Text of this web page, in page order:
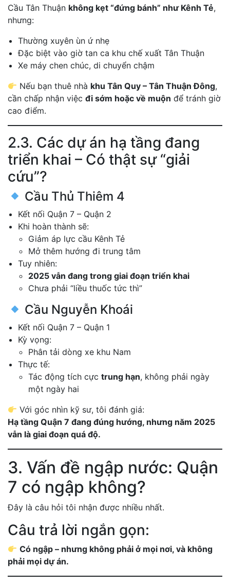
Cầu Tân Thuận không kẹt “đứng bánh” như Kênh Tẻ,
nhưng:
Thường xuyên ùn ứ nhẹ
Đặc biệt vào giờ tan ca khu chế xuất Tân Thuận
Xe máy chen chúc, di chuyển chậm
Nếu bạn thuê nhà khu Tân Quy – Tân Thuận Đông,
cần chấp nhận việc đi sớm hoặc về muộn để tránh giờ
cao điểm.
2.3. Các dự án hạ tầng đang
triển khai – Có thật sự “giải
cứu”?
Cầu Thủ Thiêm 4
Kết nối Quận 7 – Quận 2
Khi hoàn thành sẽ:
Giảm áp lực cầu Kênh Tẻ
Mở thêm hướng đi trung tâm
Tuy nhiên:
2025 vẫn đang trong giai đoạn triển khai
Chưa phải “liều thuốc tức thì”
Cầu Nguyễn Khoái
Kết nối Quận 7 – Quận 1
Kỳ vọng:
Phân tải dòng xe khu Nam
Thực tế:
Tác động tích cực trung hạn, không phải ngày
một ngày hai
Với góc nhìn kỹ sư, tôi đánh giá:
Hạ tầng Quận 7 đang đúng hướng, nhưng năm 2025
vẫn là giai đoạn quá độ.
3. Vấn đề ngập nước: Quận
7 có ngập không?
Đây là câu hỏi tôi nhận được nhiều nhất.
Câu trả lời ngắn gọn:
Có ngập – nhưng không phải ở mọi nơi, và không
phải mọi dự án.